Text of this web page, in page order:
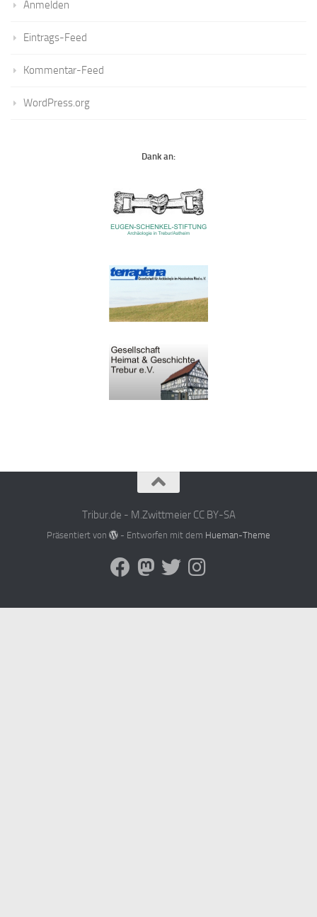
Anmelden
Eintrags-Feed
Kommentar-Feed
WordPress.org
Dank an:
Tribur.de - M.Zwittmeier CC BY-SA
Präsentiert von - Entworfen mit dem Hueman-Theme